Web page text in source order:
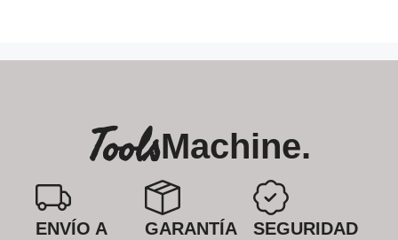
ToolsMachine.
ENVÍO A
GARANTÍA
SEGURIDAD